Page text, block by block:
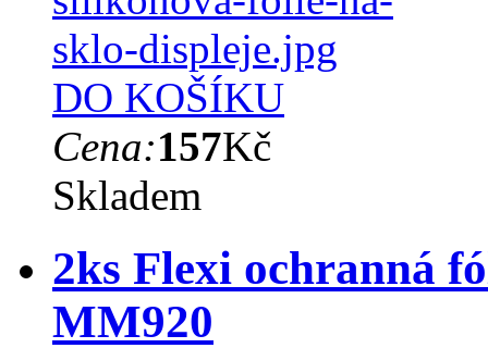
DO KOŠÍKU
Cena:157Kč
Skladem
2ks Flexi ochranná
MM920